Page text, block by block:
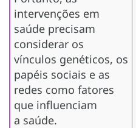
intervenções em
saúde precisam
considerar os
vínculos genéticos, os
papéis sociais e as
redes como fatores
que influenciam
a saúde.